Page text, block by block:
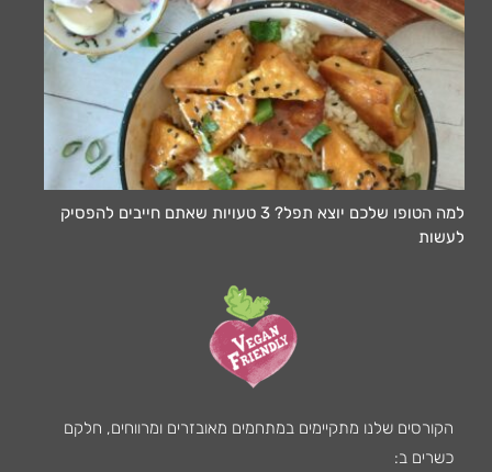
למה הטופו שלכם יוצא תפל? 3 טעויות שאתם חייבים להפסיק
לעשות
הקורסים שלנו מתקיימים במתחמים מאובזרים ומרווחים, חלקם
כשרים ב: